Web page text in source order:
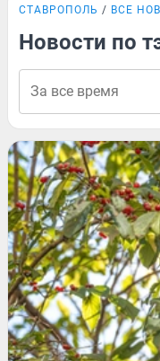
СТАВРОПОЛЬ ВСЕ
Новости по